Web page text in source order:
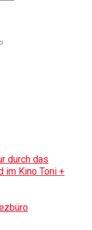
durch das
im Kino Toni +